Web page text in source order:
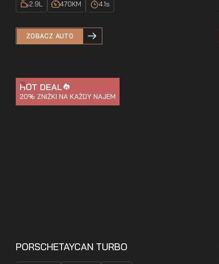
2.9L 470KM 4.1s
ZOBACZ AUTO
HOT DEAL
20% ZNIŻKI NA KAŻDY NAJEM
PORSCHETAYCAN TURBO